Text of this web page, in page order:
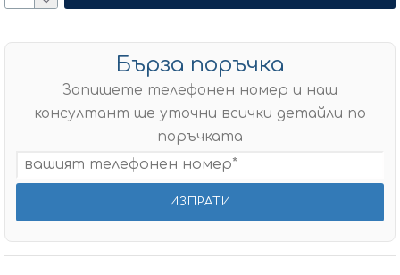
Бърза поръчка
Запишете телефонен номер и наш
консултант ще уточни всички детайли по
поръчката